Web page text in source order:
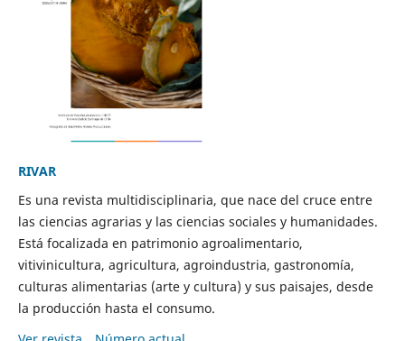
RIVAR
Es una revista multidisciplinaria, que nace del cruce entre
las ciencias agrarias y las ciencias sociales y humanidades.
Está focalizada en patrimonio agroalimentario,
vitivinicultura, agricultura, agroindustria, gastronomía,
culturas alimentarias (arte y cultura) y sus paisajes, desde
la producción hasta el consumo.